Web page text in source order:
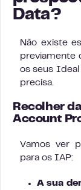
Data?
Não existe
previamente
os seus
precisa.
Recolher
Account
Vamos ver
para os IAP:
A sua